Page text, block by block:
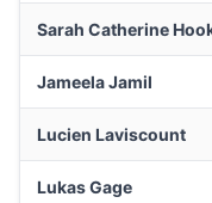
Sarah Catherine
Jameela Jamil
Lucien Laviscount
Lukas Gage